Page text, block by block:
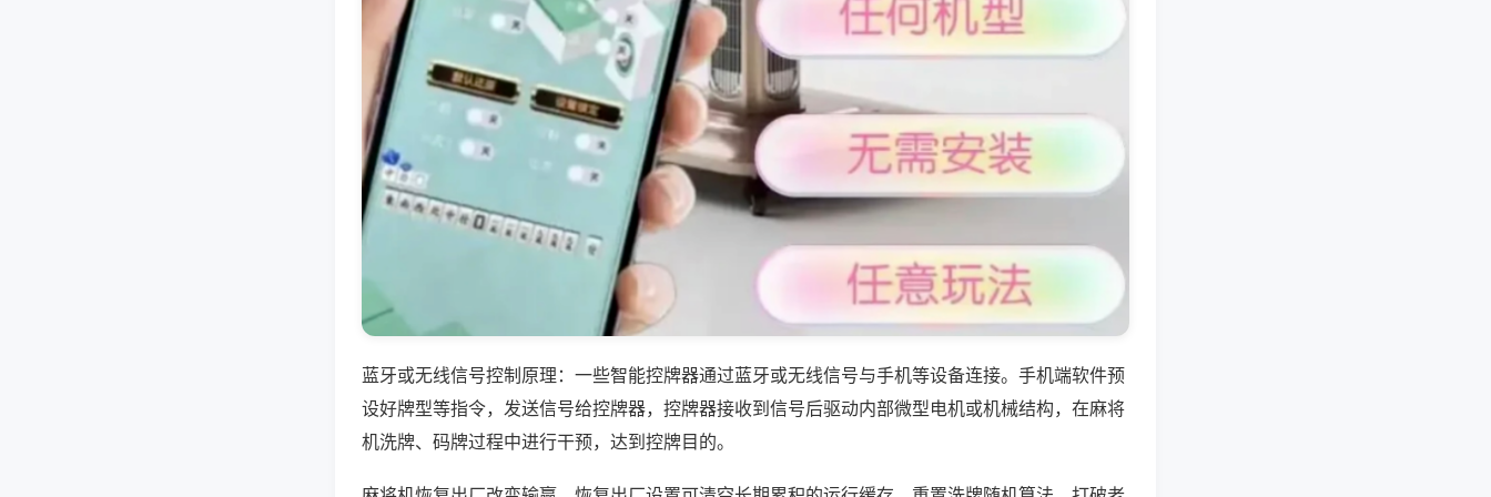
蓝牙或无线信号控制原理：一些智能控牌器通过蓝牙或无线信号与手机等设备连接。手机端软件预
设好牌型等指令，发送信号给控牌器，控牌器接收到信号后驱动内部微型电机或机械结构，在麻将
机洗牌、码牌过程中进行干预，达到控牌目的。